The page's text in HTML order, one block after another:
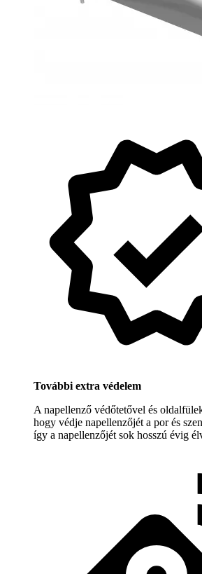
További extra védelem
A napellenző védőtetővel és
hogy védje napellenzőjét a por és
így a napellenzőjét sok hosszú évig